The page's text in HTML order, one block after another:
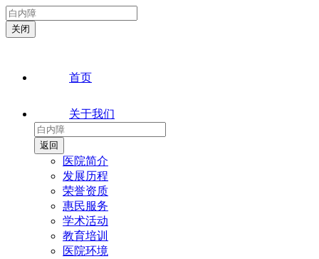
首页
关于我们
医院简介
发展历程
荣誉资质
惠民服务
学术活动
教育培训
医院环境